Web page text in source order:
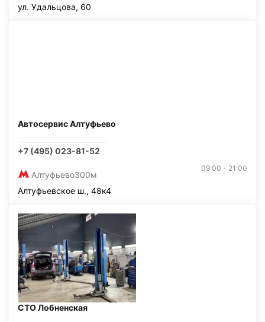
ул. Удальцова, 60
Автосервис Алтуфьево
+7 (495) 023-81-52
Алтуфьево300м
09:00 - 21:00
Алтуфьевское ш., 48к4
СТО Лобненская